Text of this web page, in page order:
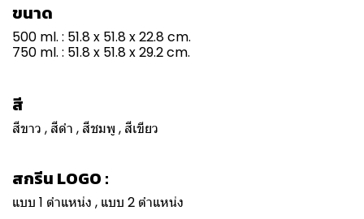
ขนาด
500 ml. : 51.8 x 51.8 x 22.8 cm.
750 ml. : 51.8 x 51.8 x 29.2 cm.
สี
สีขาว , สีดำ , สีชมพู , สีเขียว
สกรีน LOGO :
แบบ 1 ตำแหน่ง , แบบ 2 ตำแหน่ง